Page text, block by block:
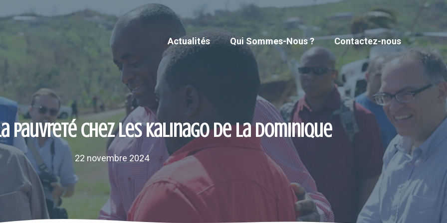
Actualités Qui Sommes-Nous ? Contactez-nous
pauvreté chez les Kalinago de la Dominique
22 novembre 2024